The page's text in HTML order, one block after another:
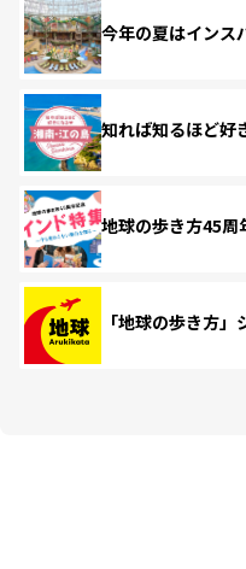
今年の夏はインス
知れば知るほど好
地球の歩き方45周
「地球の歩き方